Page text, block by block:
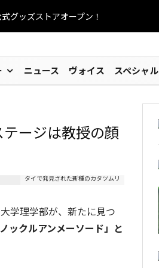
グッズストアオープン！
ニュース ヴォイス スペシャル
ージは教授の顔
タイで発見された新種のカタツムリ
学理学部が、新たに見つ
ックルアンメーソード」と